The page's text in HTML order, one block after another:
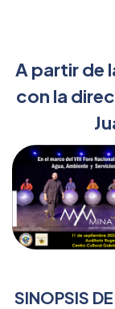
A partir de
con la
SINOPSIS